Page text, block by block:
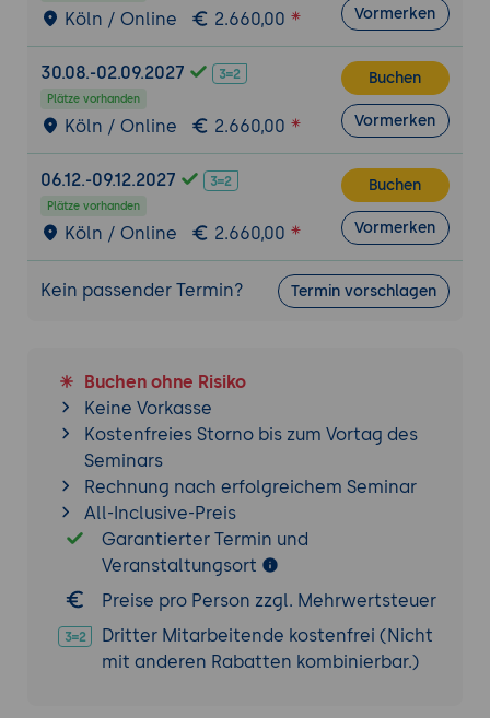
Überblick unterschiedliche Vorgehensweisen
Gitlab
Docker-Build in Container
Deployment in Kubernetes-Cluster
GitOps
Deployen von Kubernetes-Manifesten aus
Git
Grundlegende Vorgehensweise
Deployment aus Pipeline
Lokale Entwicklung
Generelle Problemstellung
Entwickeln von lokaler IDE gegen
Kubernetes-Cluster
Einfaches Bereitstellen von Umgebungen
für lokales Testen
Überblick Werkzeuge (Skaffold, DevSpace,
Telepresence, ...)
Köln / Online 2.660,00 Vormerken
30.08.-02.09.2027
Plätze vorhanden
Köln / Online 2.660,00
Buchen
Vormerken
06.12.-09.12.2027
Plätze vorhanden
Köln / Online 2.660,00
Buchen
Vormerken
Kein passender Termin? Termin vorschlagen
Buchen ohne Risiko
Keine Vorkasse
Kostenfreies Storno bis zum Vortag des
Seminars
Rechnung nach erfolgreichem Seminar
All-Inclusive-Preis
Garantierter Termin und
Veranstaltungsort
Preise pro Person zzgl. Mehrwertsteuer
Dritter Mitarbeitende kostenfrei (Nicht
mit anderen Rabatten kombinierbar.)